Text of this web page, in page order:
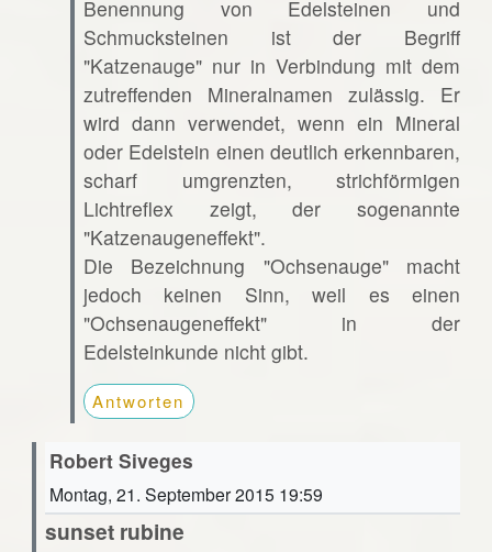
Benennung von Edelsteinen und
Schmucksteinen ist der Begriff
"Katzenauge" nur in Verbindung mit dem
zutreffenden Mineralnamen zulässig. Er
wird dann verwendet, wenn ein Mineral
oder Edelstein einen deutlich erkennbaren,
scharf umgrenzten, strichförmigen
Lichtreflex zeigt, der sogenannte
"Katzenaugeneffekt".
Die Bezeichnung "Ochsenauge" macht
jedoch keinen Sinn, weil es einen
"Ochsenaugeneffekt" in der
Edelsteinkunde nicht gibt.
Antworten
Robert Siveges
Montag, 21. September 2015 19:59
sunset rubine